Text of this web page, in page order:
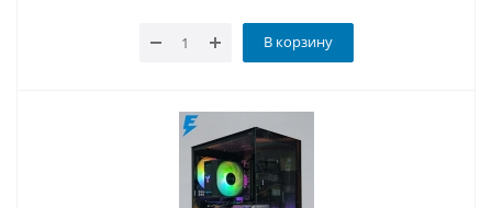
В корзину